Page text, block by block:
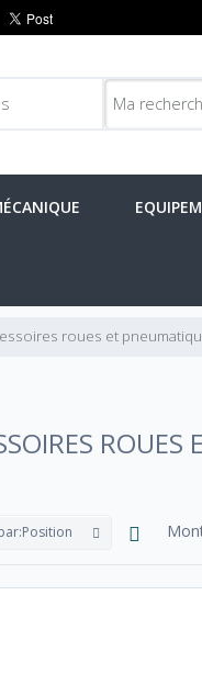
roues et
Position